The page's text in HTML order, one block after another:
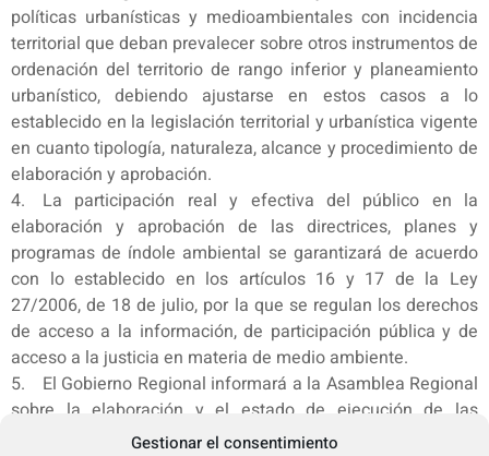
Gestionar el consentimiento
políticas urbanísticas y medioambientales con incidencia
territorial que deban prevalecer sobre otros instrumentos de
ordenación del territorio de rango inferior y planeamiento
urbanístico, debiendo ajustarse en estos casos a lo
establecido en la legislación territorial y urbanística vigente
en cuanto tipología, naturaleza, alcance y procedimiento de
elaboración y aprobación.
4. La participación real y efectiva del público en la
elaboración y aprobación de las directrices, planes y
programas de índole ambiental se garantizará de acuerdo
con lo establecido en los artículos 16 y 17 de la Ley
27/2006, de 18 de julio, por la que se regulan los derechos
de acceso a la información, de participación pública y de
acceso a la justicia en materia de medio ambiente.
5. El Gobierno Regional informará a la Asamblea Regional
sobre la elaboración y el estado de ejecución de las
directrices, planes y programas de protección del medio